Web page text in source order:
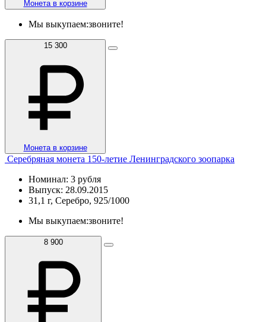
Монета в корзине
Мы выкупаем:звоните!
15 300
Монета в корзине
Серебряная монета 150-летие Ленинградского зоопарка
Номинал: 3 рубля
Выпуск: 28.09.2015
31,1 г, Серебро, 925/1000
Мы выкупаем:звоните!
8 900